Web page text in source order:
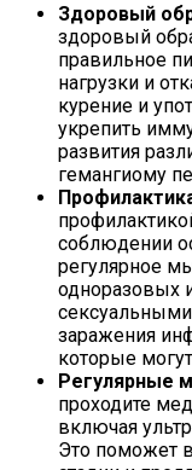
Здоровый
здоровый
правильное
нагрузки и
курение и
укрепить
развития
гемангиому
соблюдении
регулярное
одноразовых
заражения
которые
Регулярные
проходите
включая
Это поможет